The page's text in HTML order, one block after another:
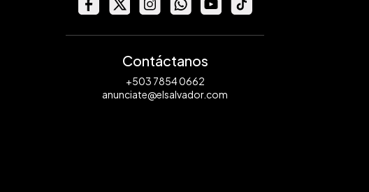
Contáctanos
+503 7854 0662
anunciate@elsalvador.com